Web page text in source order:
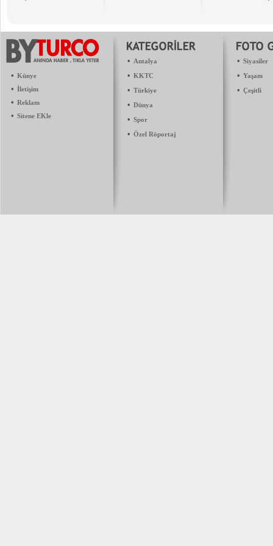
• Künye
• İletişim
• Reklam
• Sitene EKle
• Antalya
• KKTC
• Türkiye
• Dünya
• Spor
• Özel Röportaj
• Siyasiler
• Yaşam
• Çeşitli